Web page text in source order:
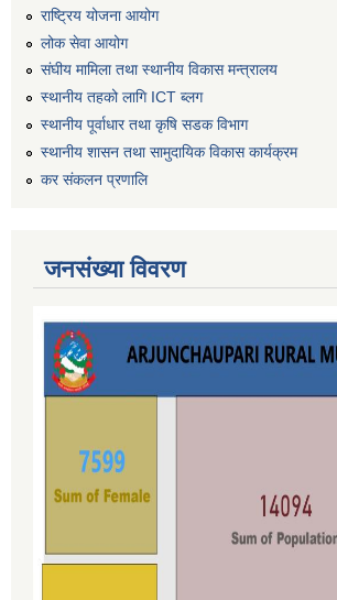
राष्ट्रिय योजना आयोग
लोक सेवा आयोग
संघीय मामिला तथा स्थानीय विकास मन्त्रालय
स्थानीय तहको लागि ICT ब्लग
स्थानीय पूर्वाधार तथा कृषि सडक विभाग
स्थानीय शासन तथा सामुदायिक विकास कार्यक्रम
कर स‌ंकलन प्रणालि
जनसंख्या विवरण